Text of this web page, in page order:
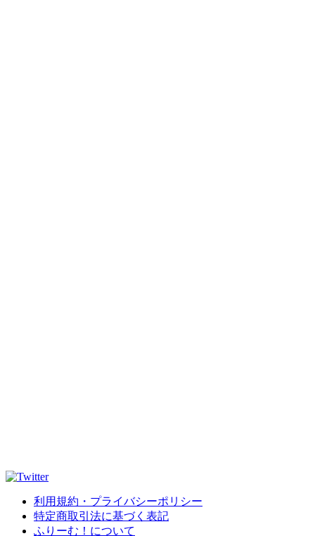
利用規約・プライバシーポリシー
特定商取引法に基づく表記
ふりーむ！について